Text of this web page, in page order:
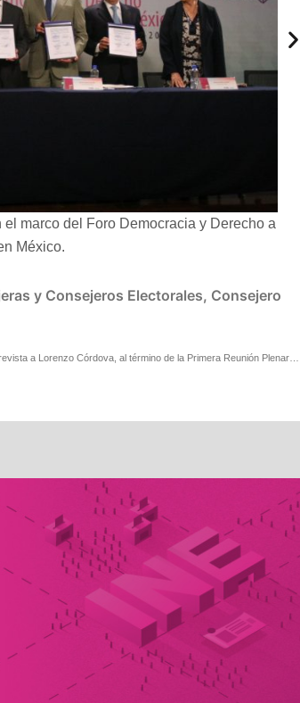
marco del Foro Democracia y Derecho a
México.
y Consejeros Electorales, Consejero